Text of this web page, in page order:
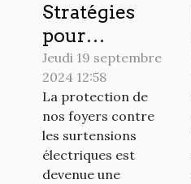
Stratégies
pour
minimiser les
risques de
surtension
dans votre
maison
Jeudi 19 septembre
2024 12:58
La protection de
nos foyers contre
les surtensions
électriques est
devenue une